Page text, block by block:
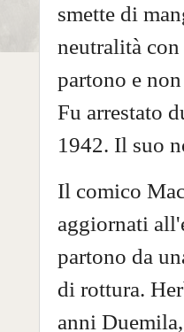
smette di
neutralità
partono e
Fu arrestato
1942. Il suo
Il comico
aggiornati
partono da
di rottura.
anni